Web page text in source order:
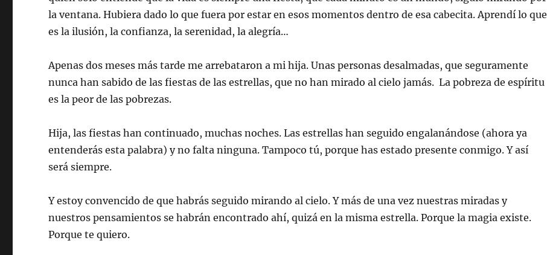
la ventana. Hubiera dado lo que fuera por estar en esos momentos dentro de esa cabecita. Aprendí lo que
es la ilusión, la confianza, la serenidad, la alegría…
Apenas dos meses más tarde me arrebataron a mi hija. Unas personas desalmadas, que seguramente
nunca han sabido de las fiestas de las estrellas, que no han mirado al cielo jamás. La pobreza de espíritu
es la peor de las pobrezas.
Hija, las fiestas han continuado, muchas noches. Las estrellas han seguido engalanándose (ahora ya
entenderás esta palabra) y no falta ninguna. Tampoco tú, porque has estado presente conmigo. Y así
será siempre.
Y estoy convencido de que habrás seguido mirando al cielo. Y más de una vez nuestras miradas y
nuestros pensamientos se habrán encontrado ahí, quizá en la misma estrella. Porque la magia existe.
Porque te quiero.